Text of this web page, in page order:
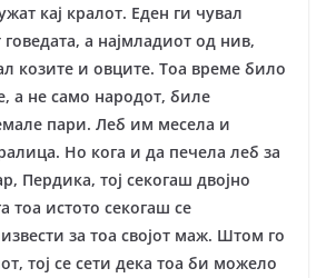
кај кралот. Еден ги чувал
а најмладиот од нив,
козите и овците. Тоа време било
а не само народот, биле
пари. Леб им месела и
Но кога и да печела леб за
Пердика, тој секогаш двојно
тоа истото секогаш се
за тоа својот маж. Штом го
тој се сети дека тоа би можело